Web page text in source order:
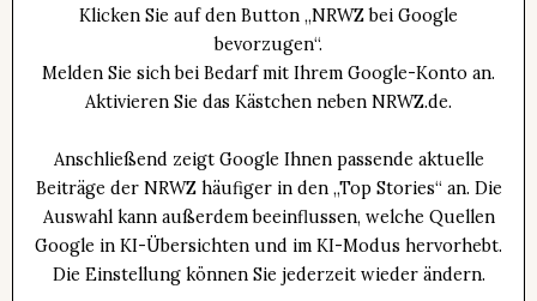
Klicken Sie auf den Button „NRWZ bei Google
bevorzugen“.
Melden Sie sich bei Bedarf mit Ihrem Google-Konto an.
Aktivieren Sie das Kästchen neben NRWZ.de.
Anschließend zeigt Google Ihnen passende aktuelle
Beiträge der NRWZ häufiger in den „Top Stories“ an. Die
Auswahl kann außerdem beeinflussen, welche Quellen
Google in KI-Übersichten und im KI-Modus hervorhebt.
Die Einstellung können Sie jederzeit wieder ändern.